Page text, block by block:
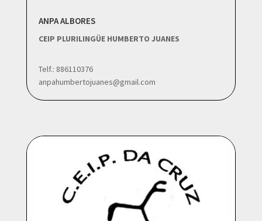
ANPA ALBORES
CEIP PLURILINGÜE HUMBERTO JUANES
Telf.: 886110376
anpahumbertojuanes@gmail.com